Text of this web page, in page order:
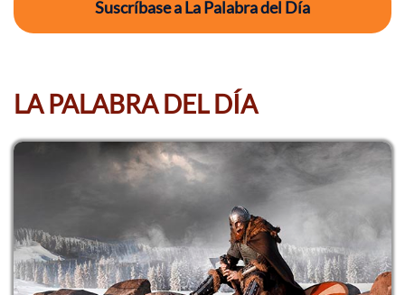
Suscríbase a La Palabra del Día
LA PALABRA DEL DÍA